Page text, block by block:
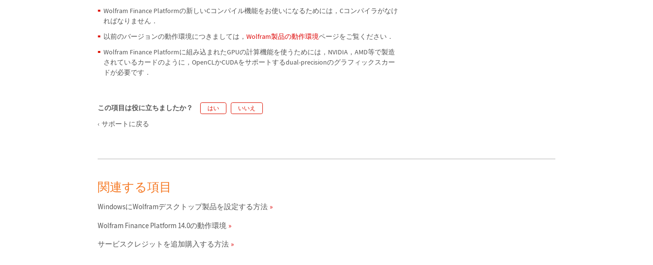
Wolfram Finance Platformの新しいCコンパイル機能をお使いになるためには，Cコンパイラがなけ
ればなりません．
以前のバージョンの動作環境につきましては， Wolfram製品の動作環境ページをご覧ください．
Wolfram Finance Platformに組み込まれたGPUの計算機能を使うためには，NVIDIA，AMD等で製造
されているカードのように，OpenCLかCUDAをサポートするdual-precisionのグラフィックスカー
ドが必要です．
この項目は役に立ちましたか？ はい いいえ
サポートに戻る
関連する項目
WindowsにWolframデスクトップ製品を設定する方法
Wolfram Finance Platform 14.0の動作環境
サービスクレジットを追加購入する方法